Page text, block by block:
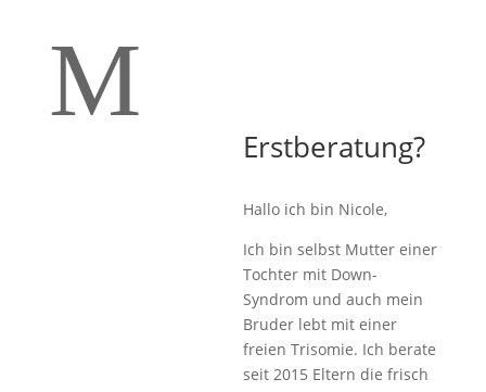
M
Erstberatung?
Hallo ich bin Nicole,
Ich bin selbst Mutter einer
Tochter mit Down-
Syndrom und auch mein
Bruder lebt mit einer
freien Trisomie. Ich berate
seit 2015 Eltern die frisch